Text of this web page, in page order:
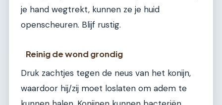
je hand wegtrekt, kunnen ze je huid
openscheuren. Blijf rustig.
Reinig de wond grondig
Druk zachtjes tegen de neus van het konijn,
waardoor hij/zij moet loslaten om adem te